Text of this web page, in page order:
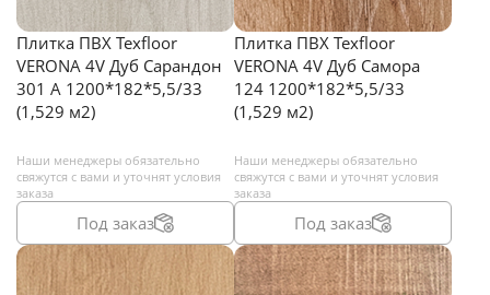
Плитка ПВХ Texfloor
VERONA 4V Дуб Сарандон
301 А 1200*182*5,5/33
(1,529 м2)
Под заказ
Наши менеджеры обязательно
свяжутся с вами и уточнят условия
заказа
Плитка ПВХ Texfloor
VERONA 4V Дуб Самора
124 1200*182*5,5/33
(1,529 м2)
Под заказ
Наши менеджеры обязательно
свяжутся с вами и уточнят условия
заказа